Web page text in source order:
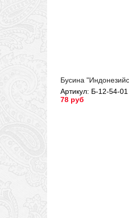
Бусина
Артикул: Б-12-54-01
78 руб